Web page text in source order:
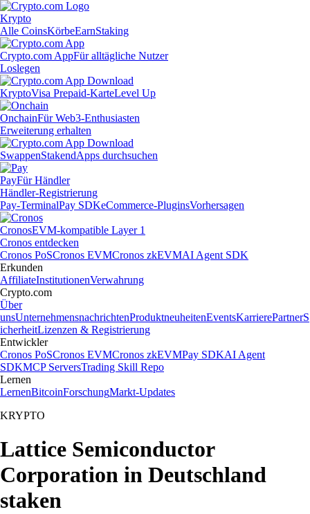
Krypto
Alle CoinsKörbeEarnStaking
Crypto.com AppFür alltägliche Nutzer
Loslegen
KryptoVisa Prepaid-KarteLevel Up
OnchainFür Web3-Enthusiasten
Erweiterung erhalten
SwappenStakendApps durchsuchen
PayFür Händler
Händler-Registrierung
Pay-TerminalPay SDKeCommerce-PluginsVorhersagen
CronosEVM-kompatible Layer 1
Cronos entdecken
Cronos PoSCronos EVMCronos zkEVMAI Agent SDK
Erkunden
AffiliateInstitutionenVerwahrung
Crypto.com
Über
unsUnternehmensnachrichtenProduktneuheitenEventsKarrierePartnerS
icherheitLizenzen & Registrierung
Entwickler
Cronos PoSCronos EVMCronos zkEVMPay SDKAI Agent
SDKMCP ServersTrading Skill Repo
Lernen
LernenBitcoinForschungMarkt-Updates
KRYPTO
Lattice Semiconductor
Corporation in Deutschland
staken